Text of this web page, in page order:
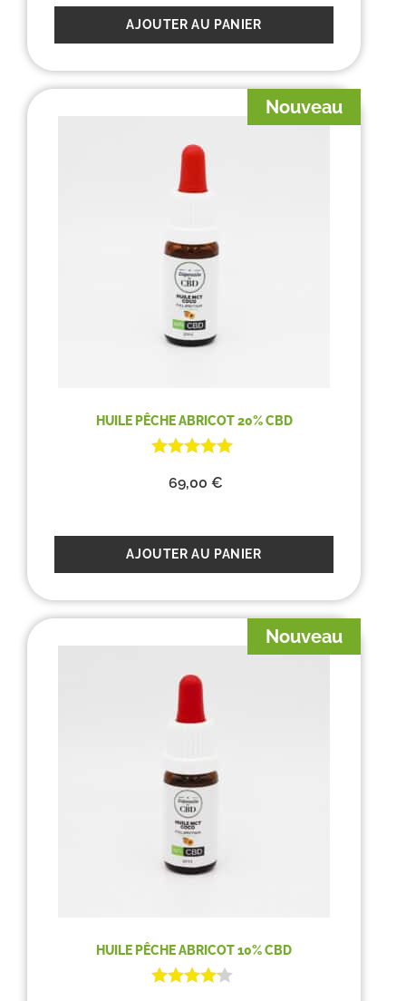
AJOUTER AU PANIER
Nouveau
HUILE PÊCHE ABRICOT 20% CBD
69,00 €
AJOUTER AU PANIER
Nouveau
HUILE PÊCHE ABRICOT 10% CBD